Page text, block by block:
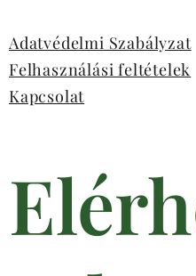
Adatvédelmi Szabályzat
Felhasználási feltételek
Kapcsolat